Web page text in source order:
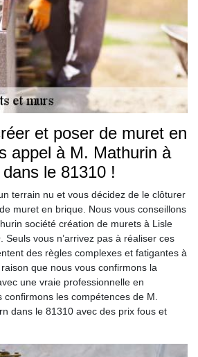
et poser de muret en
appel à M. Mathurin à
le 81310 !
terrain nu et vous décidez de le clôturer
muret en brique. Nous vous conseillons
société création de murets à Lisle
Seuls vous n’arrivez pas à réaliser ces
des règles complexes et fatigantes à
que nous vous confirmons la
une vraie professionnelle en
les compétences de M.
dans le 81310 avec des prix fous et